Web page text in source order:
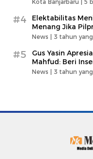
Kota Banjarbaru | 5
#4
Elektabilitas
Menang Jika
News | 3 tahun
#5
Gus Yasin
Mahfud: Beri
News | 3 tahun